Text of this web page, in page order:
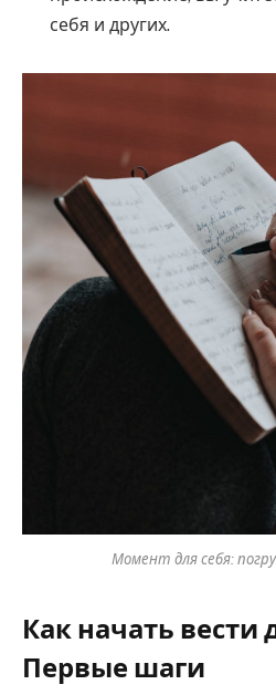
себя и других.
Момент для себя:
Как начать вести
Первые шаги